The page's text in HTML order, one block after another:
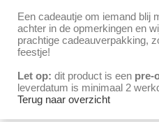
Een cadeautje om iemand blij
achter in de opmerkingen en
prachtige cadeauverpakking,
feestje!
Let op: dit product is een pre-
leverdatum is minimaal 2
Terug naar overzicht